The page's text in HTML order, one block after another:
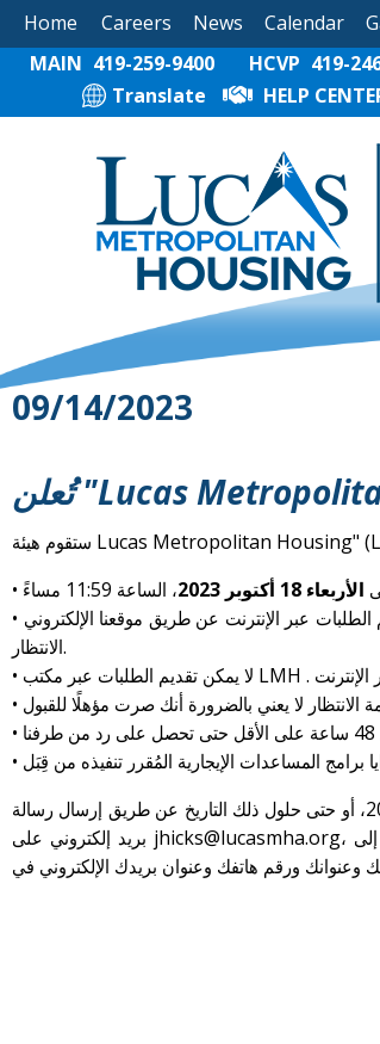
Home Careers News Calendar
MAIN 419-259-9400 HCVP 419-
Translate
HELP
09/14/2023
الأربعاء 18 أكتوبر 2023
الانتظار.
في حال كنت تسعى للحصول على تسهيلات معقولة بسبب معاناتك من إحدى الإعاقات أو المساعدة في اللغة لتقديم الطلب، فإنه يمكنك تقديم طلب خطي في 14 أكتوبر 2023، أو حتى حلول ذلك التاريخ عن طريق إرسال رسالة
jhicks@lucasmha.org، أو عن طريق هيئة البريد الأمريكية إلى : Lucas Metropolitan Housing, Public Housing pre-application, 424 Jackson St. Toledo, OH 43604 أو يمكنك
وعنوانك ورقم هاتفك وعنوان بريدك الإلكتروني في